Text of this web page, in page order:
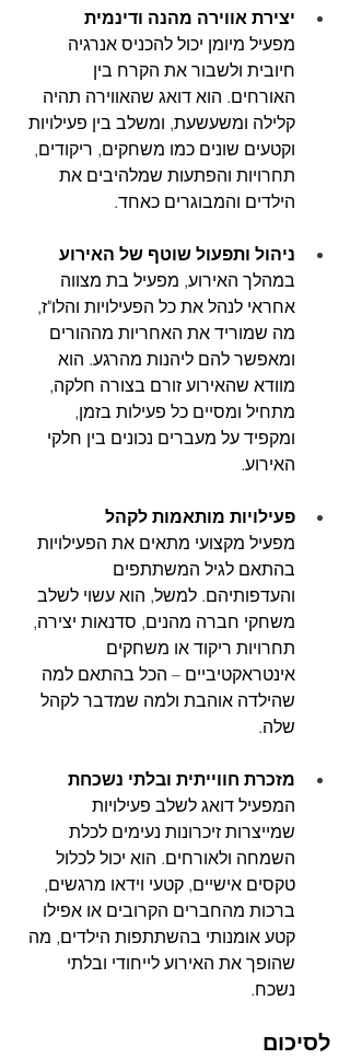
יצירת אווירה מהנה ודינמית
מפעיל מיומן יכול להכניס אנרגיה
חיובית ולשבור את הקרח בין
האורחים. הוא דואג שהאווירה תהיה
קלילה ומשעשעת, ומשלב בין פעילויות
וקטעים שונים כמו משחקים, ריקודים,
תחרויות והפתעות שמלהיבים את
הילדים והמבוגרים כאחד.
ניהול ותפעול שוטף של האירוע
במהלך האירוע, מפעיל בת מצווה
אחראי לנהל את כל הפעילויות והלו"ז,
מה שמוריד את האחריות מההורים
ומאפשר להם ליהנות מהרגע. הוא
מוודא שהאירוע זורם בצורה חלקה,
מתחיל ומסיים כל פעילות בזמן,
ומקפיד על מעברים נכונים בין חלקי
האירוע.
פעילויות מותאמות לקהל
מפעיל מקצועי מתאים את הפעילויות
בהתאם לגיל המשתתפים
והעדפותיהם. למשל, הוא עשוי לשלב
משחקי חברה מהנים, סדנאות יצירה,
תחרויות ריקוד או משחקים
אינטראקטיביים – הכל בהתאם למה
שהילדה אוהבת ולמה שמדבר לקהל
שלה.
מזכרת חווייתית ובלתי נשכחת
המפעיל דואג לשלב פעילויות
שמייצרות זיכרונות נעימים לכלת
השמחה ולאורחים. הוא יכול לכלול
טקסים אישיים, קטעי וידאו מרגשים,
ברכות מהחברים הקרובים או אפילו
קטע אומנותי בהשתתפות הילדים, מה
שהופך את האירוע לייחודי ובלתי
נשכח.
לסיכום